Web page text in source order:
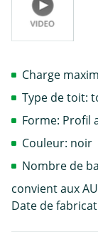
Charge
Type de toit:
Forme: Profil
Couleur: noir
Nombre de
convient aux
Date de